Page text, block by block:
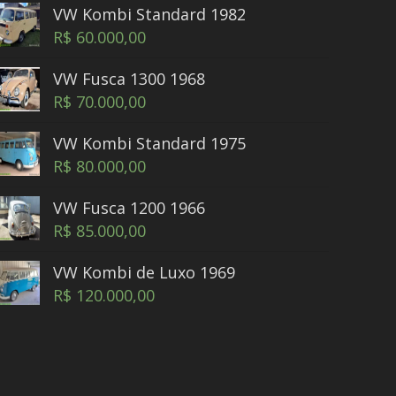
VW Kombi Standard 1982
R$ 60.000,00
VW Fusca 1300 1968
R$ 70.000,00
VW Kombi Standard 1975
R$ 80.000,00
VW Fusca 1200 1966
R$ 85.000,00
VW Kombi de Luxo 1969
R$ 120.000,00